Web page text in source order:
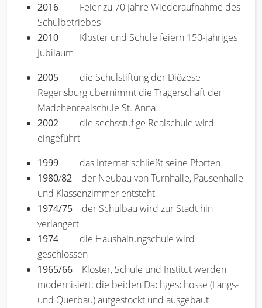
2016 Feier zu 70 Jahre Wiederaufnahme des
Schulbetriebes
2010 Kloster und Schule feiern 150-jähriges
Jubiläum
2005 die Schulstiftung der Diözese
Regensburg übernimmt die Trägerschaft der
Mädchenrealschule St. Anna
2002 die sechsstufige Realschule wird
eingeführt
1999 das Internat schließt seine Pforten
1980/82 der Neubau von Turnhalle, Pausenhalle
und Klassenzimmer entsteht
1974/75 der Schulbau wird zur Stadt hin
verlängert
1974 die Haushaltungschule wird
geschlossen
1965/66 Kloster, Schule und Institut werden
modernisiert; die beiden Dachgeschosse (Längs-
und Querbau) aufgestockt und ausgebaut